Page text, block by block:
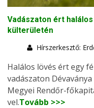
Vadászaton ért
külterületén
Hírszerkesztő:
Halálos lövés ért egy
vadászaton
Megyei Rendőr-
vel.Tovább >>>